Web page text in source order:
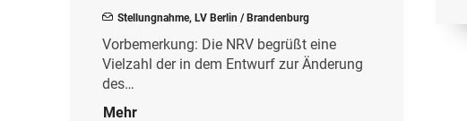
Stellungnahme, LV Berlin / Brandenburg
Vorbemerkung: Die NRV begrüßt eine
Vielzahl der in dem Entwurf zur Änderung
des…
Mehr